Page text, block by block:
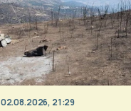
02.08.2026, 21:29